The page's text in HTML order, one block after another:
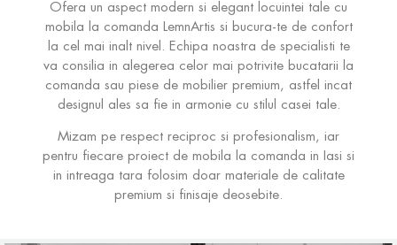
Ofera un aspect modern si elegant locuintei tale cu
mobila la comanda LemnArtis si bucura-te de confort
la cel mai inalt nivel. Echipa noastra de specialisti te
va consilia in alegerea celor mai potrivite bucatarii la
comanda sau piese de mobilier premium, astfel incat
designul ales sa fie in armonie cu stilul casei tale.
Mizam pe respect reciproc si profesionalism, iar
pentru fiecare proiect de mobila la comanda in Iasi si
in intreaga tara folosim doar materiale de calitate
premium si finisaje deosebite.